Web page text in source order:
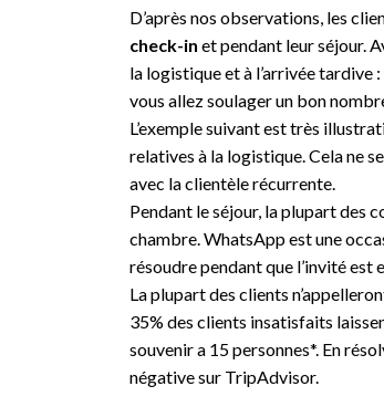
D’après nos observations, les
check-in et pendant leur séjour.
la logistique et à l’arrivée
vous allez soulager un bon
L’exemple suivant est très
relatives à la logistique. Cela ne
avec la clientèle récurrente.
Pendant le séjour, la plupart des
chambre. WhatsApp est une
résoudre pendant que l’invité est
La plupart des clients
35% des clients insatisfaits
souvenir a 15 personnes*. En
négative sur TripAdvisor.